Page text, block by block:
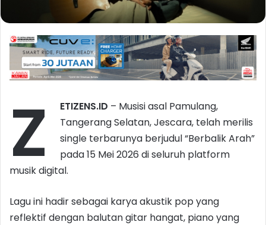
Z ETIZENS.ID – Musisi asal Pamulang,
Tangerang Selatan, Jescara, telah merilis
single terbarunya berjudul “Berbalik Arah”
pada 15 Mei 2026 di seluruh platform
musik digital.
Lagu ini hadir sebagai karya akustik pop yang
reflektif dengan balutan gitar hangat, piano yang